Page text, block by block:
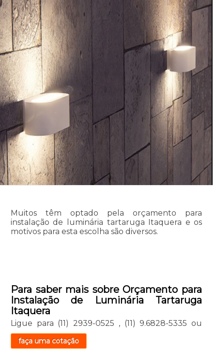
Muitos têm optado pela orçamento para
instalação de luminária tartaruga Itaquera e os
motivos para esta escolha são diversos.
Para saber mais sobre Orçamento para
Instalação de Luminária Tartaruga
Itaquera
Ligue para (11) 2939-0525 , (11) 9.6828-5335 ou
faça uma cotação